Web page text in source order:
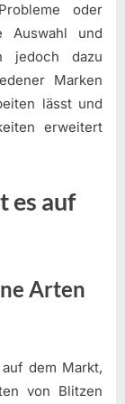
oder
Auswahl und
jedoch dazu
Marken
lässt und
erweitert
es auf
Arten
dem Markt,
von Blitzen